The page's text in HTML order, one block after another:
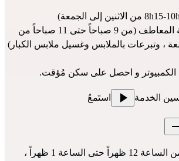
اذهب إلى غرفة المعاطف (من 9 صباحاً حتى 11 صباحاً من
، وتبرعات بالملابس وغسيل ملابس الكبار)
الكمبيوتر و احصل على سكن مُؤقت.
الخدمة استَمعُ
من الساعة 12 ظهراً حتى الساعة 1 ظهراً ،